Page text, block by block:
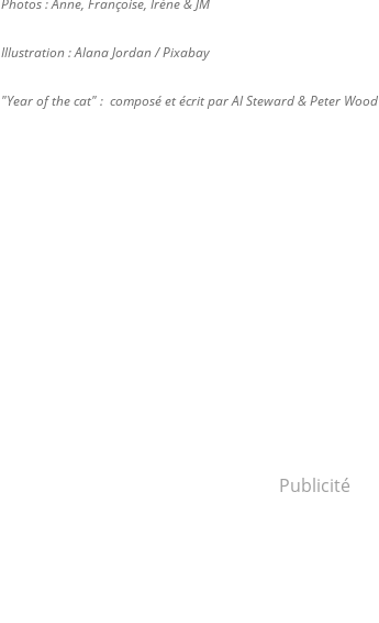
Illustration : Alana Jordan / Pixabay
"Year of the cat" : composé et écrit par Al Steward & Peter Wood
Publicité